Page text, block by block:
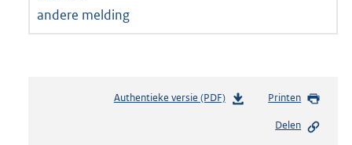
andere melding
Authentieke versie (PDF)b
Printen
Delen